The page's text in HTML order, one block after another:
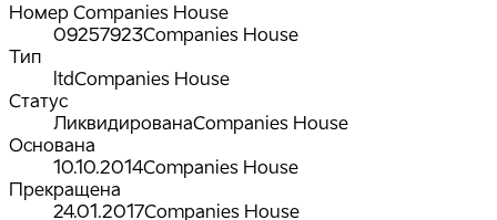
Номер Companies House
09257923Companies House
Тип
ltdCompanies House
Статус
ЛиквидированаCompanies House
Основана
10.10.2014Companies House
Прекращена
24.01.2017Companies House